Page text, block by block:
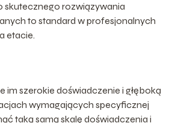
skutecznego rozwiązywania
to standard w profesjonalnych
etacie.
im szerokie doświadczenie i głęboką
wymagających specyficznej
taką samą skalę doświadczenia i